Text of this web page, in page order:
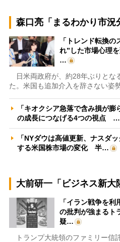
森口亮「まるわかり市況
「トレンド転換
れ”した市場心理
…
日米両政府が、約28年ぶりとな
た。米国も追加介入を辞さない姿
「キオクシア急落で含み損が
の成長につなげる4つの視点 …
「NYダウは高値更新、ナスダ
する米国株市場の変化 半…
大前研一「ビジネス新大
「イラン戦争を
の批判が強まるト
疑…
トランプ大統領のファミリー信